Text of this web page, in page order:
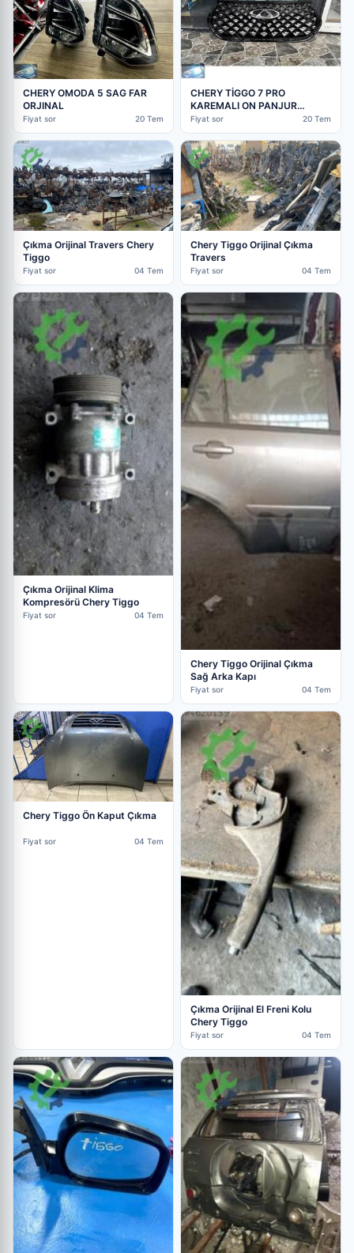
CHERY OMODA 5 SAG FAR
ORJINAL
Fiyat sor 20 Tem
CHERY TİGGO 7 PRO
KAREMALI ON PANJUR
ORJINAL
Fiyat sor 20 Tem
Çıkma Orijinal Travers Chery
Tiggo
Fiyat sor 04 Tem
Chery Tiggo Orijinal Çıkma
Travers
Fiyat sor 04 Tem
Çıkma Orijinal Klima
Kompresörü Chery Tiggo
Fiyat sor 04 Tem
Chery Tiggo Orijinal Çıkma
Sağ Arka Kapı
Fiyat sor 04 Tem
Chery Tiggo Ön Kaput Çıkma
Fiyat sor 04 Tem
Çıkma Orijinal El Freni Kolu
Chery Tiggo
Fiyat sor 04 Tem